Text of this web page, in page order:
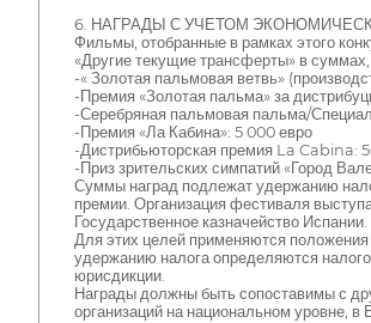
6. НАГРАДЫ С УЧЕТОМ
Фильмы, отобранные в рамках этого
«Другие текущие трансферты» в
-« Золотая пальмовая ветвь»
-Премия «Золотая пальма» за
-Серебряная пальмовая пальма/
-Премия «Ла Кабина»: 5 000 евро
-Дистрибьюторская премия La Cabina:
-Приз зрительских симпатий «Город
Суммы наград подлежат удержанию
премии. Организация фестиваля
Государственное казначейство Испании.
Для этих целей применяются
удержанию налога определяются
юрисдикции.
Награды должны быть сопоставимы с
организаций на национальном уровне,